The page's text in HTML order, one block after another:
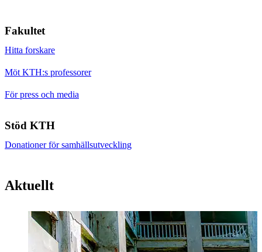
Fakultet
Hitta forskare
Möt KTH:s professorer
För press och media
Stöd KTH
Donationer för samhällsutveckling
Aktuellt